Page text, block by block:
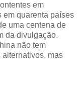
em
em quarenta países
uma centena de
da divulgação.
não tem
alternativos, mas